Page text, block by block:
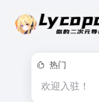
热门
欢迎入驻！